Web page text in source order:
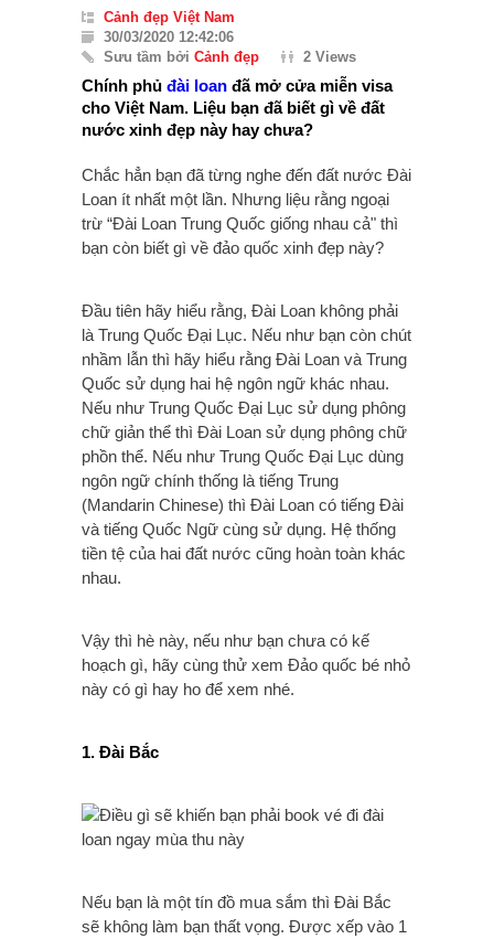
Cảnh đẹp Việt Nam
30/03/2020 12:42:06
Sưu tầm bởi Cảnh đẹp 2 Views
Chính phủ đài loan đã mở cửa miễn visa
cho Việt Nam. Liệu bạn đã biết gì về đất
nước xinh đẹp này hay chưa?
Chắc hẳn bạn đã từng nghe đến đất nước Đài
Loan ít nhất một lần. Nhưng liệu rằng ngoại
trừ “Đài Loan Trung Quốc giống nhau cả" thì
bạn còn biết gì về đảo quốc xinh đẹp này?
Đầu tiên hãy hiểu rằng, Đài Loan không phải
là Trung Quốc Đại Lục. Nếu như bạn còn chút
nhầm lẫn thì hãy hiểu rằng Đài Loan và Trung
Quốc sử dụng hai hệ ngôn ngữ khác nhau.
Nếu như Trung Quốc Đại Lục sử dụng phông
chữ giản thể thì Đài Loan sử dụng phông chữ
phồn thể. Nếu như Trung Quốc Đại Lục dùng
ngôn ngữ chính thống là tiếng Trung
(Mandarin Chinese) thì Đài Loan có tiếng Đài
và tiếng Quốc Ngữ cùng sử dụng. Hệ thống
tiền tệ của hai đất nước cũng hoàn toàn khác
nhau.
Vậy thì hè này, nếu như bạn chưa có kế
hoạch gì, hãy cùng thử xem Đảo quốc bé nhỏ
này có gì hay ho để xem nhé.
1. Đài Bắc
Nếu bạn là một tín đồ mua sắm thì Đài Bắc
sẽ không làm bạn thất vọng. Được xếp vào 1